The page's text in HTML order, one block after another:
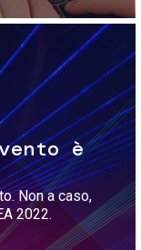
è
Non a caso,
2022.